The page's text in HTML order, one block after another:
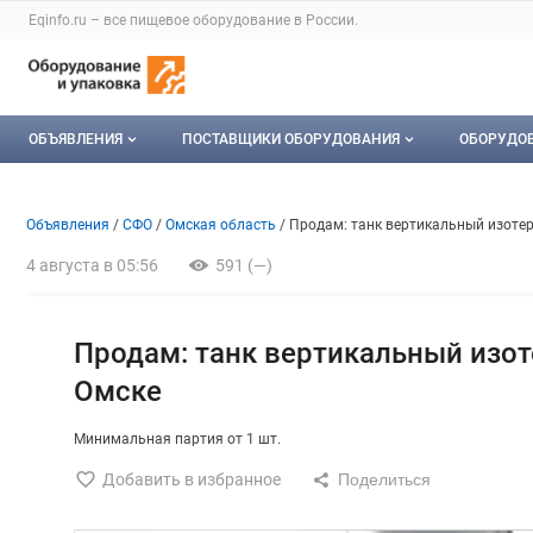
Раздел навигации по сайту eqinfo.ru
Eqinfo.ru – все пищевое оборудование в России.
Авторизация и меню пользователя
Навигация по разделам сайта eqinfo.ru
ОБЪЯВЛЕНИЯ ПОСТАВЩИКИ ОБОРУДОВАНИЯ
Объявление: Продам: танк
Информация о объявлении
Навигация и управление
Объявления СФО Омская область Продам: танк вертикальный
4 августа в 05:56 591 (—)
Продам: танк вертикальный
Омске
Минимальная партия от 1 шт.
Добавить в избранное